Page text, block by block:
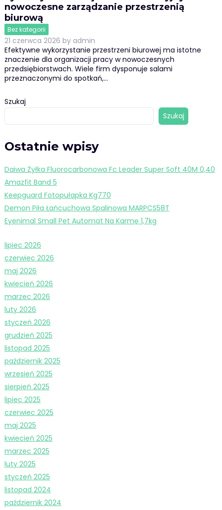
nowoczesne zarządzanie przestrzenią
biurową
Bez kategorii
21 czerwca 2026 by admin
Efektywne wykorzystanie przestrzeni biurowej ma istotne
znaczenie dla organizacji pracy w nowoczesnych
przedsiębiorstwach. Wiele firm dysponuje salami
przeznaczonymi do spotkań,…
Szukaj
Szukaj
Ostatnie wpisy
Daiwa Żyłka Fluorocarbonowa Fc Leader Super Soft 40M 0,40
Amazfit Band 5
Keepguard Fotopułapka Kg770
Demon Piła Łańcuchowa Spalinowa MARPCS58T
Eyenimal Small Pet Automat Na Karmę 1,7kg
lipiec 2026
czerwiec 2026
maj 2026
kwiecień 2026
marzec 2026
luty 2026
styczeń 2026
grudzień 2025
listopad 2025
październik 2025
wrzesień 2025
sierpień 2025
lipiec 2025
czerwiec 2025
maj 2025
kwiecień 2025
marzec 2025
luty 2025
styczeń 2025
listopad 2024
październik 2024